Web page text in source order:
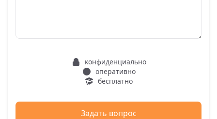
конфиденциально
оперативно
бесплатно
Задать вопрос